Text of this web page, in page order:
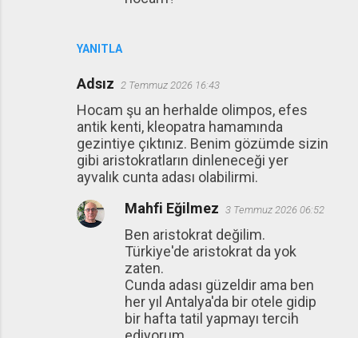
YANITLA
Adsız 2 Temmuz 2026 16:43
Hocam şu an herhalde olimpos, efes
antik kenti, kleopatra hamamında
gezintiye çıktınız. Benim gözümde sizin
gibi aristokratların dinleneceği yer
ayvalık cunta adası olabilirmi.
Mahfi Eğilmez 3 Temmuz 2026 06:52
Ben aristokrat değilim.
Türkiye'de aristokrat da yok
zaten.
Cunda adası güzeldir ama ben
her yıl Antalya'da bir otele gidip
bir hafta tatil yapmayı tercih